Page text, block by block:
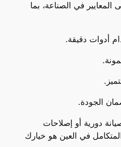
في الصناعة، بما
دورية أو إصلاحات
في العين هو خيارك